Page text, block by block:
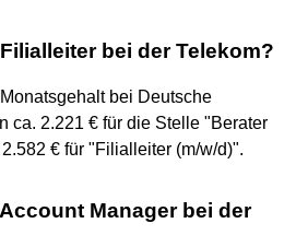
bei der Telekom?
bei Deutsche
ca. 2.221 € für die Stelle "Berater
€ für "Filialleiter (m/w/d)".
Manager bei der